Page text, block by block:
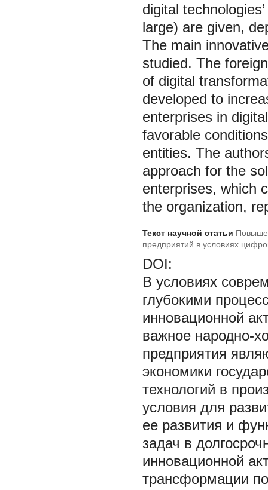
digital
large) are given,
The main
studied. The
of digital
developed to
enterprises in
favorable
entities. The
approach for the
enterprises, which
the organization,
Текст научной статьи
предприятий в условиях
DOI:
В условиях
глубокими
инновационной
важное народно-
предприятия
экономики
технологий в
условия для
ее развития и
задач в
инновационной
трансформации